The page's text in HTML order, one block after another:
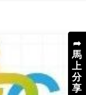
➦
馬
上
分
享